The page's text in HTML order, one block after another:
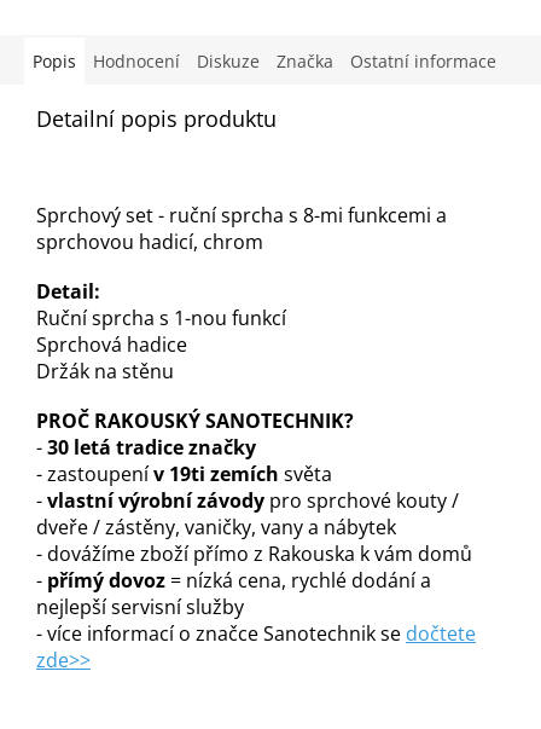
Popis Hodnocení Diskuze Značka Ostatní informace
Detailní popis produktu
Sprchový set - ruční sprcha s 8-mi funkcemi a
sprchovou hadicí, chrom
Detail:
Ruční sprcha s 1-nou funkcí
Sprchová hadice
Držák na stěnu
PROČ RAKOUSKÝ SANOTECHNIK?
-30 letá tradice značky
- zastoupenív 19ti zemích světa
-vlastní výrobní závody pro sprchové kouty /
dveře / zástěny, vaničky, vany a nábytek
- dovážíme zboží přímo z Rakouska k vám domů
- přímý dovoz= nízká cena, rychlé dodání a
nejlepší servisní služby
- více informací o značce Sanotechnik se dočtete
zde>>